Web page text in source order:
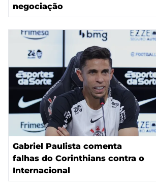
negociação
Gabriel Paulista comenta
falhas do Corinthians contra o
Internacional